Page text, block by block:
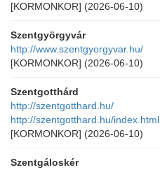
[KORMONKOR] (2026-06-10)
Szentgyörgyvár
http://www.szentgyorgyvar.hu/
[KORMONKOR] (2026-06-10)
Szentgotthárd
http://szentgotthard.hu/
http://szentgotthard.hu/index.html
[KORMONKOR] (2026-06-10)
Szentgáloskér